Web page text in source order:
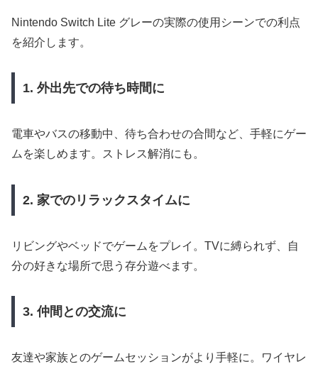
Nintendo Switch Lite グレーの実際の使用シーンでの利点
を紹介します。
1. 外出先での待ち時間に
電車やバスの移動中、待ち合わせの合間など、手軽にゲー
ムを楽しめます。ストレス解消にも。
2. 家でのリラックスタイムに
リビングやベッドでゲームをプレイ。TVに縛られず、自
分の好きな場所で思う存分遊べます。
3. 仲間との交流に
友達や家族とのゲームセッションがより手軽に。ワイヤレ